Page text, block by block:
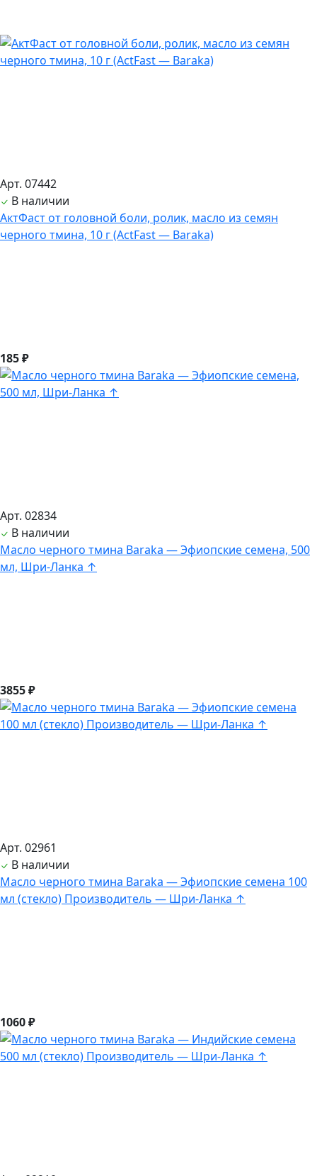
Арт. 07442
В наличии
АктФаст от головной боли, ролик, масло из семян
черного тмина, 10 г (ActFast — Baraka)
185 ₽
Арт. 02834
В наличии
Масло черного тмина Baraka — Эфиопские семена, 500
мл, Шри-Ланка ↑
3855 ₽
Арт. 02961
В наличии
Масло черного тмина Baraka — Эфиопские семена 100
мл (стекло) Производитель — Шри-Ланка ↑
1060 ₽